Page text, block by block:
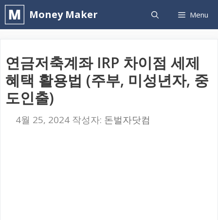
컨
텐
건
너
뛰
Money Maker Menu
연금저축계좌 IRP 차이점 세제
혜택 활용법 (주부, 미성년자, 중
도인출)
4월 25, 2024 작성자: 돈벌자닷컴